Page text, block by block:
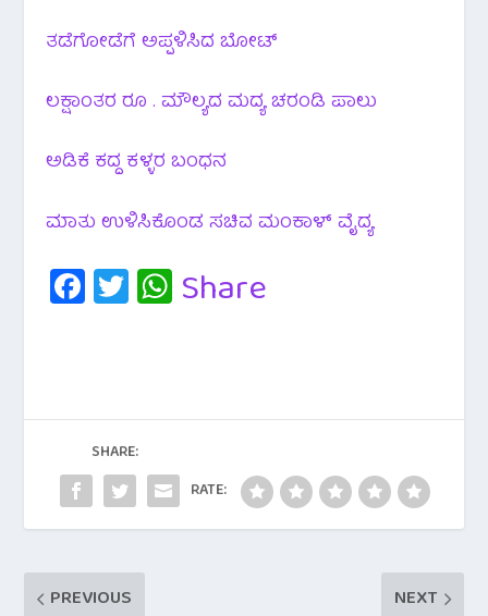
ತಡೆಗೋಡೆಗೆ ಅಪ್ಪಳಿಸಿದ ಬೋಟ್
ಲಕ್ಷಾಂತರ ರೂ . ಮೌಲ್ಯದ ಮದ್ಯ ಚರಂಡಿ ಪಾಲು
ಅಡಿಕೆ ಕದ್ದ ಕಳ್ಳರ ಬಂಧನ
ಮಾತು ಉಳಿಸಿಕೊಂಡ ಸಚಿವ ಮಂಕಾಳ್ ವೈದ್ಯ
Fa
c
o
o
k
T
wi
W
A
p
p
Share
SHARE:
RATE:
PREVIOUS
NEXT